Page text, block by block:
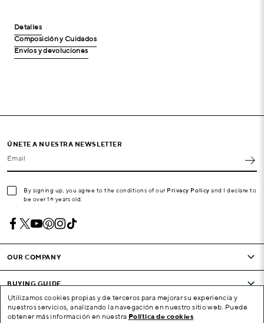
Detalles
Composición y Cuidados
Envíos y devoluciones
ÚNETE A NUESTRA NEWSLETTER
Email
By signing up, you agree to the conditions of our Privacy Policy and I declare to
be over 16 years old.
OUR COMPANY
BUYING GUIDE
CONDITIONS AND COMPANY
Utilizamos cookies propias y de terceros para mejorar su experiencia y
nuestros servicios, analizando la navegación en nuestro sitio web. Puede
obtener más información en nuestra Política de cookies